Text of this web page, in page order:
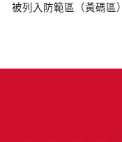
被列入防範區（黃碼區